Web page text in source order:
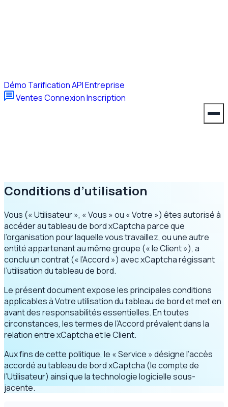
Démo TarificationAPIEntreprise
VentesConnexionInscription
Conditions d’utilisation
Vous (« Utilisateur », « Vous » ou « Votre ») êtes autorisé à
accéder au tableau de bord xCaptcha parce que
l’organisation pour laquelle vous travaillez, ou une autre
entité appartenant au même groupe (« le Client »), a
conclu un contrat (« l’Accord ») avec xCaptcha régissant
l’utilisation du tableau de bord.
Le présent document expose les principales conditions
applicables à Votre utilisation du tableau de bord et met en
avant des responsabilités essentielles. En toutes
circonstances, les termes de l’Accord prévalent dans la
relation entre xCaptcha et le Client.
Aux fins de cette politique, le « Service » désigne l’accès
accordé au tableau de bord xCaptcha (le compte de
l’Utilisateur) ainsi que la technologie logicielle sous-
jacente.